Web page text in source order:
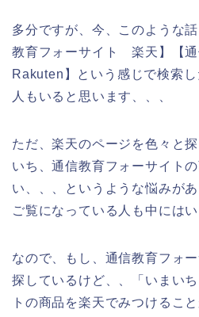
多分ですが、今、このような
教育フォーサイト 楽天】【
Rakuten】という感じで検索
人もいると思います、、、
ただ、楽天のページを色々と
いち、通信教育フォーサイト
い、、、というような悩みが
ご覧になっている人も中にはい
なので、もし、通信教育フォ
探しているけど、、「いまい
トの商品を楽天でみつけるこ